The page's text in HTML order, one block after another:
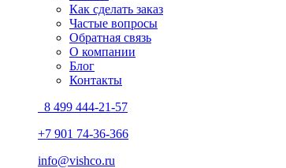
Как сделать заказ
Частые вопросы
Обратная связь
О компании
Блог
Контакты
8 499 444-21-57
+7 901 74-36-366
info@vishco.ru